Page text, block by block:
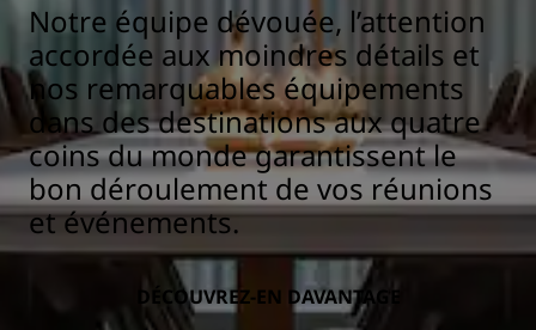
Notre équipe dévouée, l’attention
accordée aux moindres détails et
nos remarquables équipements
dans des destinations aux quatre
coins du monde garantissent le
bon déroulement de vos réunions
et événements.
DÉCOUVREZ-EN DAVANTAGE